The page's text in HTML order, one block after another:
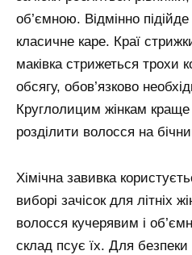
об’ємною. Відмінно
класичне каре. Краї
маківка стрижеться трохи
обсягу, обов’язково
Круглолицим жінкам краще
розділити волосся на
Хімічна завивка
виборі зачісок для літніх
волосся кучерявим і
склад псує їх. Для